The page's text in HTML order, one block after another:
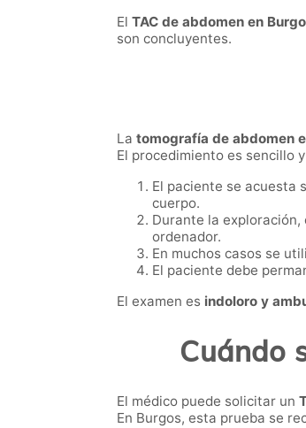
El TAC de abdomen en
son concluyentes.
La tomografía de abdomen
El procedimiento es sencillo
El paciente se acuesta
cuerpo.
Durante la
ordenador.
En muchos casos se
El paciente debe
El examen es indoloro y
Cuándo
El médico puede solicitar un
En Burgos, esta prueba se